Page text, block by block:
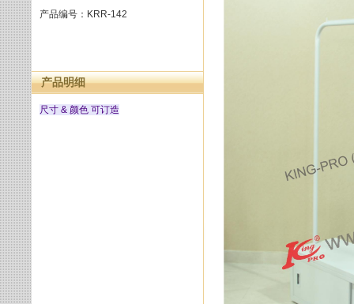
产品编号：KRR-142
产品明细
尺寸 & 颜色 可订造